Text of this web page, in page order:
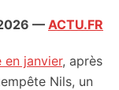
— ACTU.FR
en janvier, après
Nils, un